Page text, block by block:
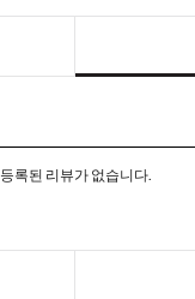
등록된 리뷰가 없습니다.